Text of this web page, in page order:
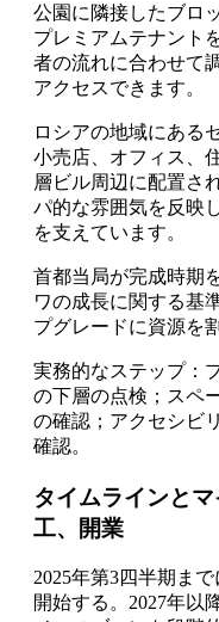
公園に隣接したブロ
プレミアムテナント
者の流れに合わせて
アクセスできます。
ロシアの地域にある
小売店、オフィス、
層ビル周辺に配置さ
パ的な雰囲気を反映
を支えています。
首都当局が完成時期
ワの成長に関する基
プグレードに資源を
実務的なステップ：
の下層の点検；スペ
の確認；アクセシビ
確認。
タイムラインと
工、開業
2025年第3四半期ま
開始する。2027年以